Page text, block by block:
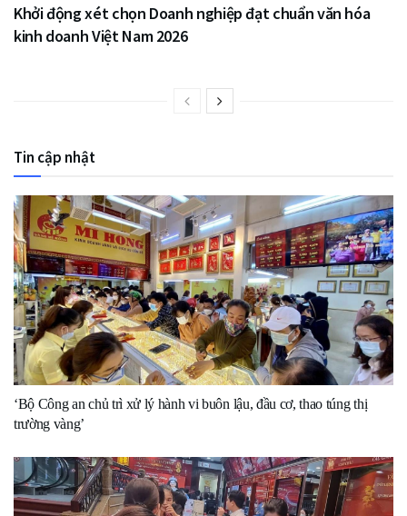
Khởi động xét chọn Doanh nghiệp đạt chuẩn văn hóa
kinh doanh Việt Nam 2026
Tin cập nhật
‘Bộ Công an chủ trì xử lý hành vi buôn lậu, đầu cơ, thao túng thị
trường vàng’